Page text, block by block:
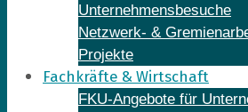
Unternehmensbesuche
Netzwerk- &
Projekte
Fachkräfte & Wirtschaft
FKU-Angebote für